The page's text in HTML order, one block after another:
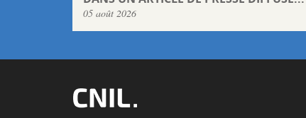
05 août 2026